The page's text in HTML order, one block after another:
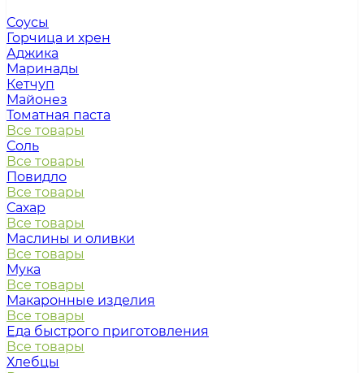
Соусы
Горчица и хрен
Аджика
Маринады
Кетчуп
Майонез
Томатная паста
Все товары
Соль
Все товары
Повидло
Все товары
Сахар
Все товары
Маслины и оливки
Все товары
Мука
Все товары
Макаронные изделия
Все товары
Еда быстрого приготовления
Все товары
Хлебцы